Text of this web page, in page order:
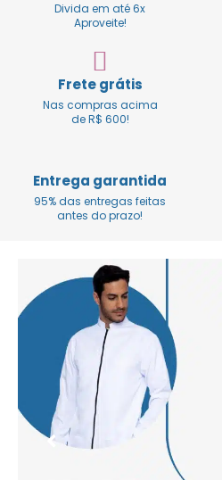
Divida em até 6x
Aproveite!
Frete grátis
Nas compras acima
de R$ 600!
Entrega garantida
95% das entregas feitas
antes do prazo!